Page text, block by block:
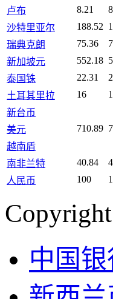
卢布
8.21
沙特里亚尔
188.52
瑞典克朗
75.36
新加坡元
552.18
泰国铢
22.31
土耳其里拉
16
新台币
美元
710.89
越南盾
南非兰特
40.84
人民币
100
中国